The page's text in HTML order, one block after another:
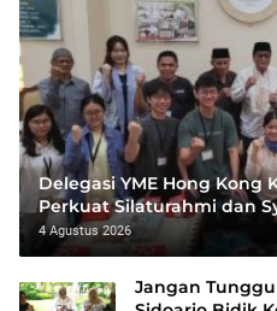
Delegasi YME Hong Kong
Perkuat Silaturahmi dan
‘Alamin
4 Agustus 2026
Jangan